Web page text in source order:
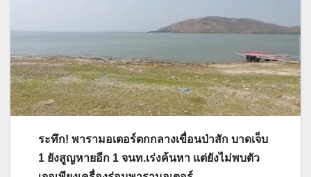
ระทึก! พารามอเตอร์ตกกลางเขื่อนป่าสัก บาดเจ็บ
1 ยังสูญหายอีก 1 จนท.เร่งค้นหา แต่ยังไม่พบตัว